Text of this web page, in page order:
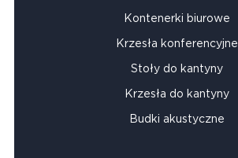
Kontenerki biurowe
Krzesła konferencyjne
Stoły do kantyny
Krzesła do kantyny
Budki akustyczne